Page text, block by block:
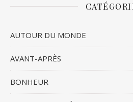
AUTOUR DU MONDE
AVANT-APRÈS
BONHEUR